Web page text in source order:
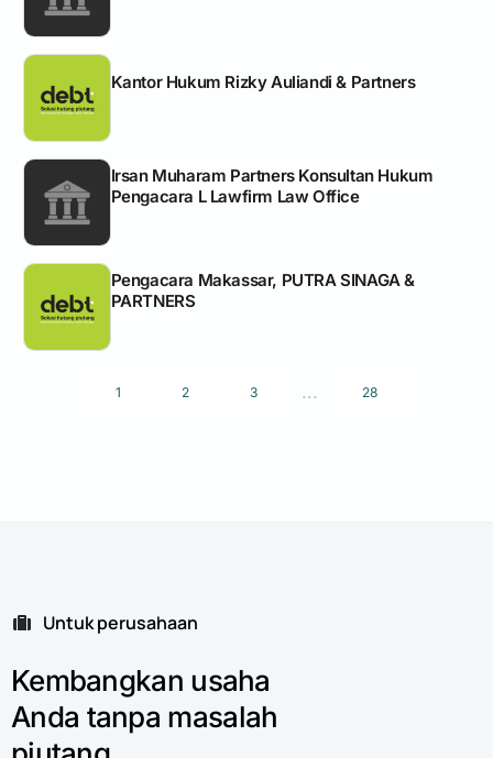
Kantor Hukum Rizky Auliandi & Partners
Irsan Muharam Partners Konsultan Hukum
Pengacara L Lawfirm Law Office
Pengacara Makassar, PUTRA SINAGA &
PARTNERS
1 2 3 ... 28
Untuk perusahaan
Kembangkan usaha
Anda tanpa masalah